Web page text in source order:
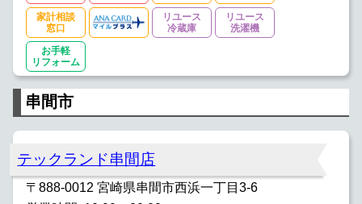
家計相談
窓口
リユース
冷蔵庫
リユース
洗濯機
お手軽
リフォーム
串間市
テックランド串間店
〒888-0012 宮崎県串間市西浜一丁目3-6